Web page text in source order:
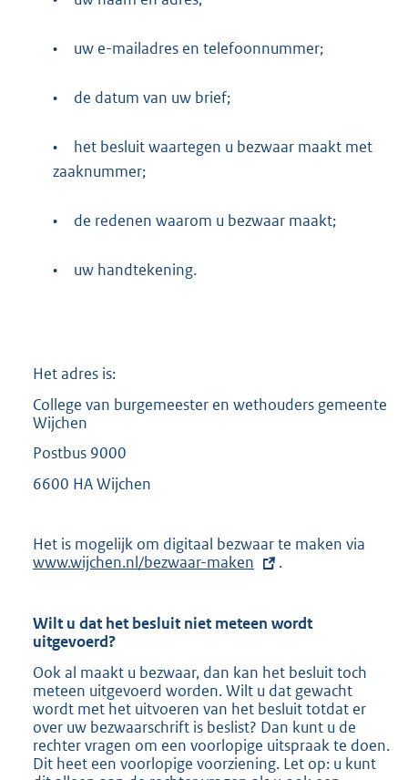
• uw e-mailadres en telefoonnummer;
• de datum van uw brief;
•
het besluit waartegen u bezwaar maakt met
zaaknummer;
• de redenen waarom u bezwaar maakt;
• uw handtekening.
Het adres is:
College van burgemeester en wethouders gemeente
Wijchen
Postbus 9000
6600 HA Wijchen
Het is mogelijk om digitaal bezwaar te maken via
l
n
:
www.wijchen.nl/bezwaar-maken .
Wilt u dat het besluit niet meteen wordt
uitgevoerd?
Ook al maakt u bezwaar, dan kan het besluit toch
meteen uitgevoerd worden. Wilt u dat gewacht
wordt met het uitvoeren van het besluit totdat er
over uw bezwaarschrift is beslist? Dan kunt u de
rechter vragen om een voorlopige uitspraak te doen.
Dit heet een voorlopige voorziening. Let op: u kunt